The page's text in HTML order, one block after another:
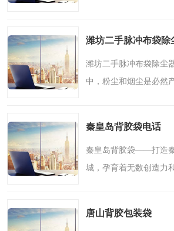
里，我们将以..
潍坊二手脉冲布袋除
潍坊二手脉冲布袋除尘
中，粉尘和烟尘是必然
率，企业普遍需借助除..
秦皇岛背胶袋电话
秦皇岛背胶袋——打造
城，孕育着无数创造力
助力客户实现包装需求..
唐山背胶包装袋